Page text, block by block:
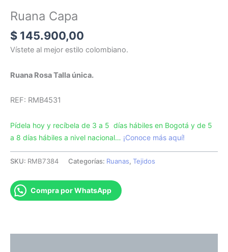
Ruana Capa
$ 145.900,00
Vístete al mejor estilo colombiano.
Ruana Rosa Talla única.
REF: RMB4531
Pídela hoy y recíbela de 3 a 5 días hábiles en Bogotá y de 5
a 8 días hábiles a nivel nacional… ¡Conoce más aquí!
SKU: RMB7384 Categorías: Ruanas, Tejidos
Compra por WhatsApp